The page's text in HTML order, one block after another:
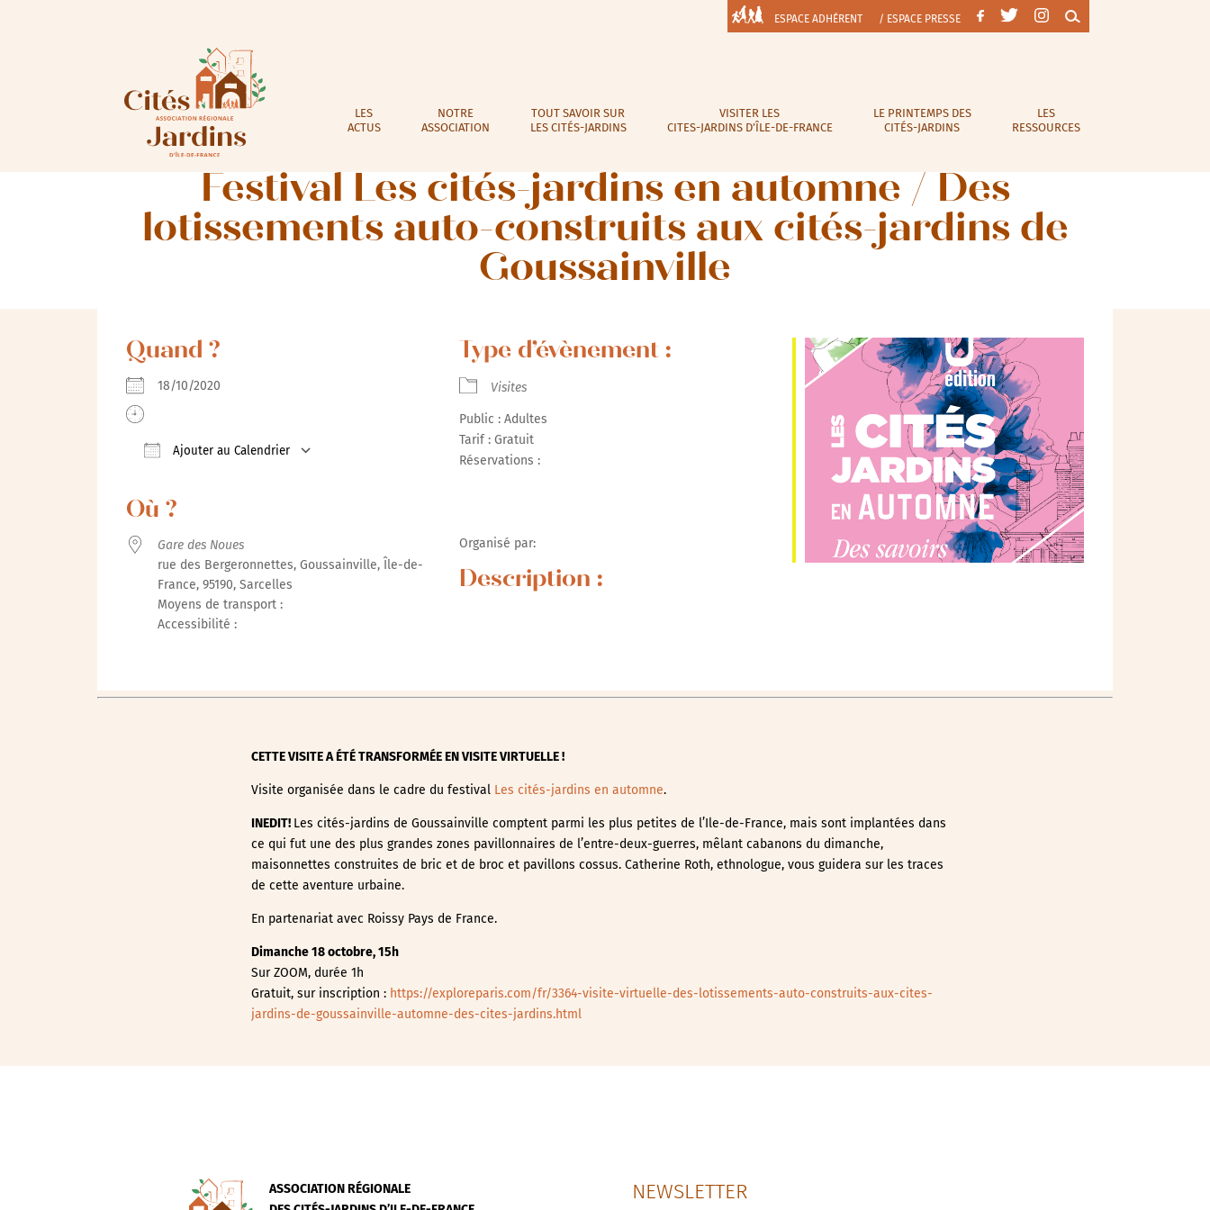
ESPACE ADHÉRENT / ESPACE PRESSE
LES
ACTUS
NOTRE
ASSOCIATION
TOUT SAVOIR SUR
LES CITÉS-JARDINS
VISITER LES
CITES-JARDINS D’ÎLE-DE-FRANCE
LE PRINTEMPS DES
CITÉS-JARDINS
LES
RESSOURCES
Festival Les cités-jardins en automne / Des
lotissements auto-construits aux cités-jardins de
Goussainville
Quand ?
18/10/2020
Ajouter au Calendrier
Outlook Live
Où ?
Gare des Noues
rue des Bergeronnettes, Goussainville, Île-de-
France, 95190, Sarcelles
Moyens de transport :
Accessibilité :
Type d’évènement :
Visites
Public : Adultes
Tarif : Gratuit
Réservations :
Organisé par:
Description :
CETTE VISITE A ÉTÉ TRANSFORMÉE EN VISITE VIRTUELLE !
Visite organisée dans le cadre du festival Les cités-jardins en automne.
INEDIT! Les cités-jardins de Goussainville comptent parmi les plus petites de l’Ile-de-France, mais sont implantées dans
ce qui fut une des plus grandes zones pavillonnaires de l’entre-deux-guerres, mêlant cabanons du dimanche,
maisonnettes construites de bric et de broc et pavillons cossus. Catherine Roth, ethnologue, vous guidera sur les traces
de cette aventure urbaine.
En partenariat avec Roissy Pays de France.
Dimanche 18 octobre, 15h
Sur ZOOM, durée 1h
Gratuit, sur inscription : https://exploreparis.com/fr/3364-visite-virtuelle-des-lotissements-auto-construits-aux-cites-
jardins-de-goussainville-automne-des-cites-jardins.html
ASSOCIATION RÉGIONALE
NEWSLETTER